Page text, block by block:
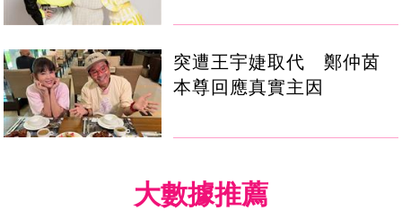
突遭王宇婕取代 鄭仲茵
本尊回應真實主因
大數據推薦